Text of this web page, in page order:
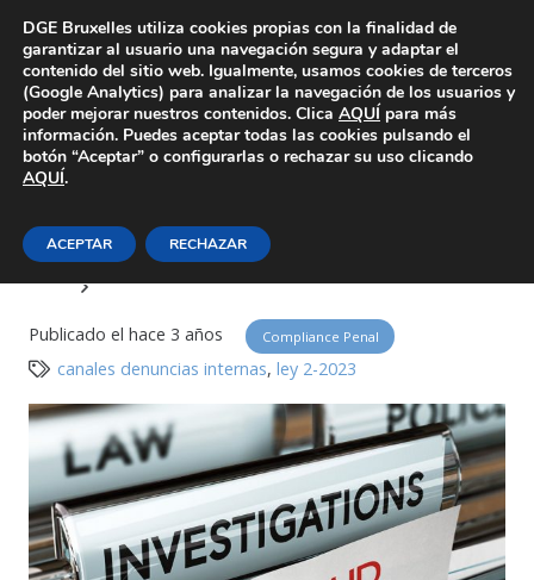
Área Privada
Ley 2/2023 de 20 de febrero,
canales de denuncia interna
Inicio Compliance Penal
Publicado el hace 3 años Compliance Penal
canales denuncias internas, ley 2-2023
DGE Bruxelles utiliza cookies propias con la finalidad de
garantizar al usuario una navegación segura y adaptar el
contenido del sitio web. Igualmente, usamos cookies de terceros
(Google Analytics) para analizar la navegación de los usuarios y
poder mejorar nuestros contenidos. Clica AQUÍ para más
información. Puedes aceptar todas las cookies pulsando el
botón “Aceptar” o configurarlas o rechazar su uso clicando
AQUÍ.
ACEPTAR RECHAZAR